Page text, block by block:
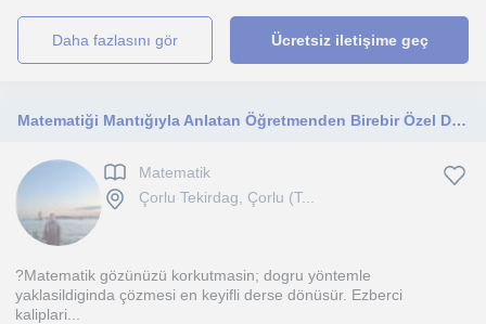
daha fazlasını gör Ücretsiz iletişime geç
Matematiği Mantığıyla Anlatan Öğretmenden Birebir Özel Ders
Matematik
Çorlu Tekirdag, Çorlu (T...
?Matematik gözünüzü korkutmasin; dogru yöntemle
yaklasildiginda çözmesi en keyifli derse dönüsür. Ezberci
kaliplari...